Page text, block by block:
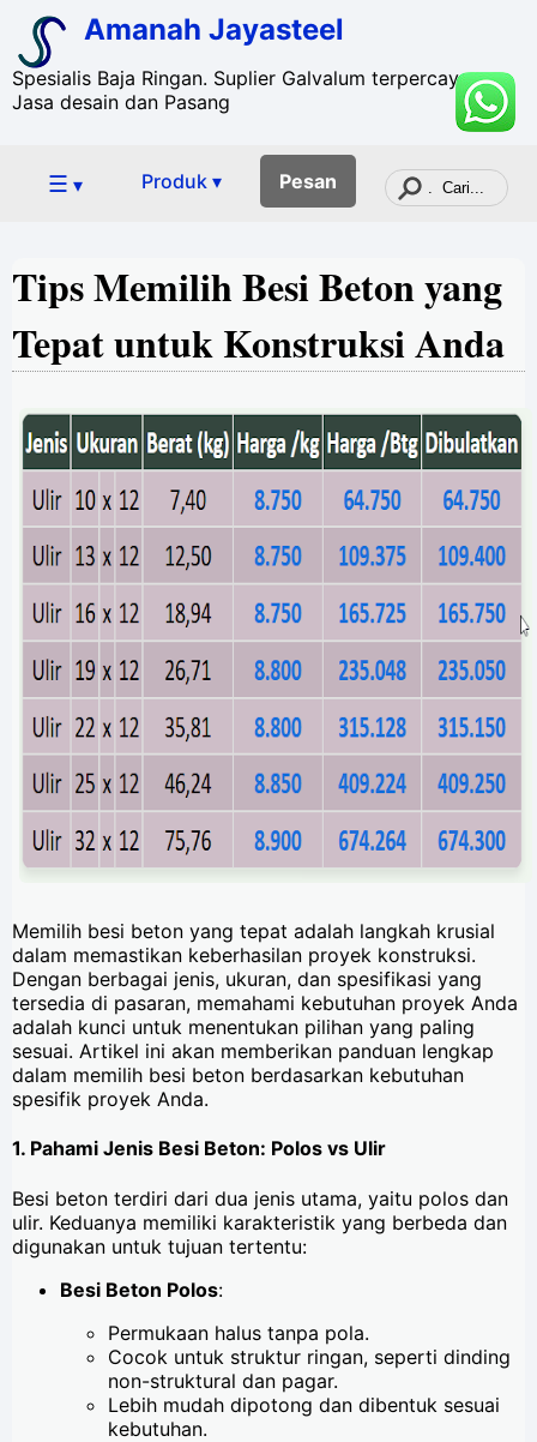
Amanah Jayasteel
Spesialis Baja Ringan. Suplier Galvalum terpercaya. +
Jasa desain dan Pasang
☰ ▾ Produk ▾ Pesan
Tips Memilih Besi Beton yang
Tepat untuk Konstruksi Anda
Memilih besi beton yang tepat adalah langkah krusial
dalam memastikan keberhasilan proyek konstruksi.
Dengan berbagai jenis, ukuran, dan spesifikasi yang
tersedia di pasaran, memahami kebutuhan proyek Anda
adalah kunci untuk menentukan pilihan yang paling
sesuai. Artikel ini akan memberikan panduan lengkap
dalam memilih besi beton berdasarkan kebutuhan
spesifik proyek Anda.
1. Pahami Jenis Besi Beton: Polos vs Ulir
Besi beton terdiri dari dua jenis utama, yaitu polos dan
ulir. Keduanya memiliki karakteristik yang berbeda dan
digunakan untuk tujuan tertentu:
Besi Beton Polos:
Permukaan halus tanpa pola.
Cocok untuk struktur ringan, seperti dinding
non-struktural dan pagar.
Lebih mudah dipotong dan dibentuk sesuai
kebutuhan.